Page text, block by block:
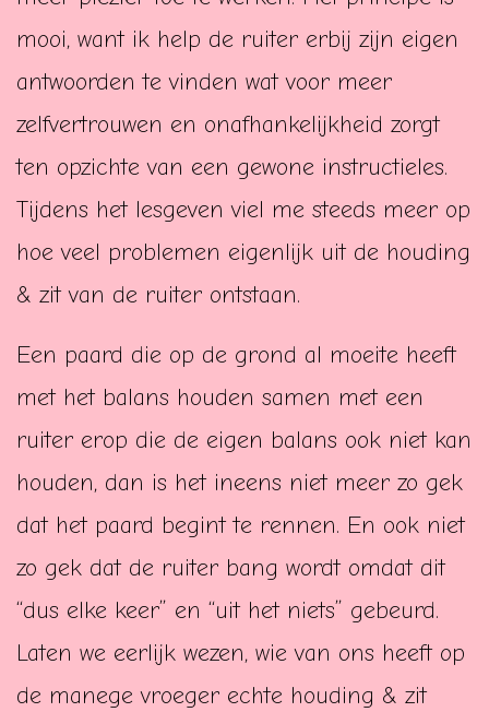
mooi, want ik help de ruiter erbij zijn eigen
antwoorden te vinden wat voor meer
zelfvertrouwen en onafhankelijkheid zorgt
ten opzichte van een gewone instructieles.
Tijdens het lesgeven viel me steeds meer op
hoe veel problemen eigenlijk uit de houding
& zit van de ruiter ontstaan.
Een paard die op de grond al moeite heeft
met het balans houden samen met een
ruiter erop die de eigen balans ook niet kan
houden, dan is het ineens niet meer zo gek
dat het paard begint te rennen. En ook niet
zo gek dat de ruiter bang wordt omdat dit
“dus elke keer” en “uit het niets” gebeurd.
Laten we eerlijk wezen, wie van ons heeft op
de manege vroeger echte houding & zit